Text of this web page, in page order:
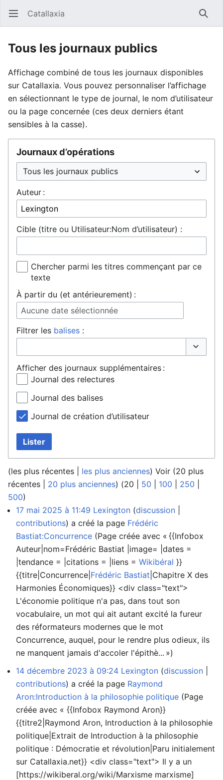
Ouvrir le menu principal Catallaxia
Tous les journaux publics
Affichage combiné de tous les journaux disponibles
sur Catallaxia. Vous pouvez personnaliser l’affichage
en sélectionnant le type de journal, le nom d’utilisateur
ou la page concernée (ces deux derniers étant
sensibles à la casse).
Journaux d’opérations
Auteur :
Cible (titre ou Utilisateur:Nom d’utilisateur) :
Chercher parmi les titres commençant par ce
texte
À partir du (et antérieurement) :
Aucune date sélectionnée
Filtrer les balises :
Afficher des journaux supplémentaires :
Journal des relectures
Journal des balises
Journal de création d’utilisateur
Lister
(les plus récentes les plus anciennes) Voir (20 plus
récentes
20 plus anciennes) (20 50 100 250
500)
17 mai 2025 à 11:49 Lexington discussion
contributions a créé la page Frédéric
Bastiat:Concurrence (Page créée avec « {{Infobox
Auteur|nom=Frédéric Bastiat |image= |dates =
|tendance = |citations = |liens = Wikibéral }}
{{titre|Concurrence| Frédéric Bastiat |Chapitre X des
Harmonies Économiques}} <div class="text">
L'économie politique n'a pas, dans tout son
vocabulaire, un mot qui ait autant excité la fureur
des réformateurs modernes que le mot
Concurrence, auquel, pour le rendre plus odieux, ils
ne manquent jamais d'accoler l'épithè... »)
14 décembre 2023 à 09:24 Lexington discussion
contributions a créé la page Raymond
Aron:Introduction à la philosophie politique (Page
créée avec « {{Infobox Raymond Aron}}
{{titre2|Raymond Aron, Introduction à la philosophie
politique|Extrait de Introduction à la philosophie
politique : Démocratie et révolution|Paru initialement
sur Catallaxia.net}} <div class="text"> Il y a un
[https://wikiberal.org/wiki/Marxisme marxisme]